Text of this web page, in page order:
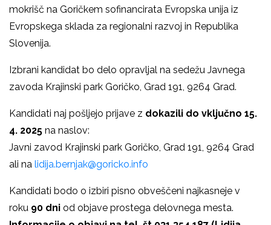
mokrišč na Goričkem sofinancirata Evropska unija iz
Evropskega sklada za regionalni razvoj in Republika
Slovenija.
Izbrani kandidat bo delo opravljal na sedežu Javnega
zavoda Krajinski park Goričko, Grad 191, 9264 Grad.
Kandidati naj pošljejo prijave z dokazili do vključno 15.
4. 2025 na naslov:
Javni zavod Krajinski park Goričko, Grad 191, 9264 Grad
ali na lidija.bernjak@goricko.info
Kandidati bodo o izbiri pisno obveščeni najkasneje v
roku 90 dni od objave prostega delovnega mesta.